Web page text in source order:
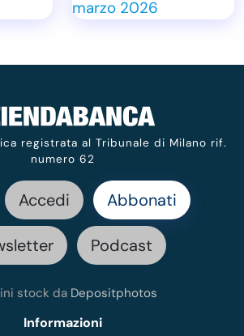
registrata al Tribunale di Milano rif.
numero 62
Accedi Abbonati
Podcast
stock da Depositphotos
Informazioni